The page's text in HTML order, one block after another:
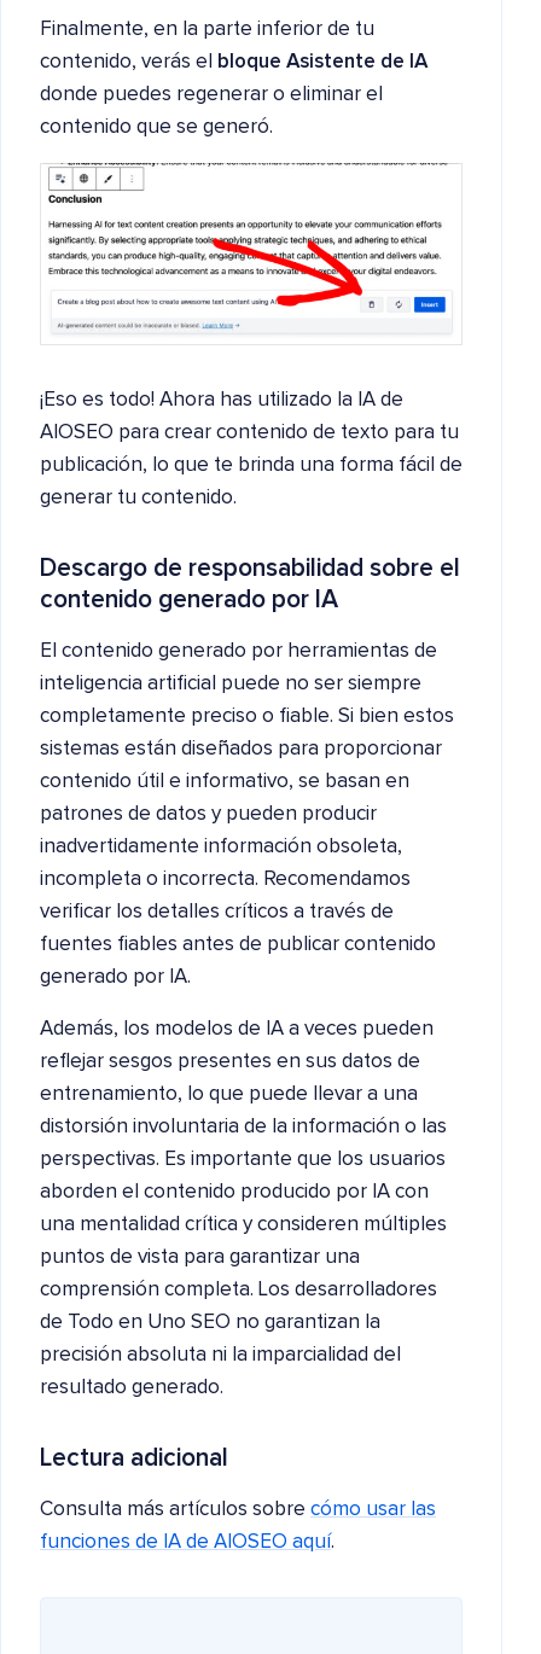
Finalmente, en la parte inferior de tu
contenido, verás el
bloque Asistente de IA
donde puedes regenerar o eliminar el
contenido que se generó.
¡Eso es todo! Ahora has utilizado la IA de
AIOSEO para crear contenido de texto para tu
publicación, lo que te brinda una forma fácil de
generar tu contenido.
Descargo de responsabilidad sobre el
contenido generado por IA
El contenido generado por herramientas de
inteligencia artificial puede no ser siempre
completamente preciso o fiable. Si bien estos
sistemas están diseñados para proporcionar
contenido útil e informativo, se basan en
patrones de datos y pueden producir
inadvertidamente información obsoleta,
incompleta o incorrecta. Recomendamos
verificar los detalles críticos a través de
fuentes fiables antes de publicar contenido
generado por IA.
Además, los modelos de IA a veces pueden
reflejar sesgos presentes en sus datos de
entrenamiento, lo que puede llevar a una
distorsión involuntaria de la información o las
perspectivas. Es importante que los usuarios
aborden el contenido producido por IA con
una mentalidad crítica y consideren múltiples
puntos de vista para garantizar una
comprensión completa. Los desarrolladores
de Todo en Uno SEO no garantizan la
precisión absoluta ni la imparcialidad del
resultado generado.
Lectura adicional
Consulta más artículos sobre cómo usar las
funciones de IA de AIOSEO aquí.